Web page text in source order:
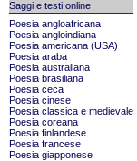
Saggi e testi online
Poesia angloafricana
Poesia angloindiana
Poesia americana (USA)
Poesia araba
Poesia australiana
Poesia brasiliana
Poesia ceca
Poesia cinese
Poesia classica e medievale
Poesia coreana
Poesia finlandese
Poesia francese
Poesia giapponese